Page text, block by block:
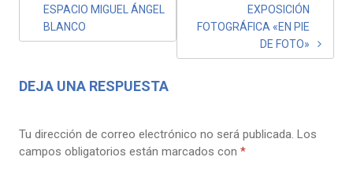
ESPACIO MIGUEL ÁNGEL
BLANCO
EXPOSICIÓN
FOTOGRÁFICA «EN PIE
DE FOTO»
DEJA UNA RESPUESTA
Tu dirección de correo electrónico no será publicada. Los
campos obligatorios están marcados con *